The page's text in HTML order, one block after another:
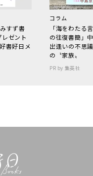
すず書
ゼント
書好日メ
コラム
「海をわた
の往復書簡」
出逢いの不思
の〝家族〟
PR by 集英社